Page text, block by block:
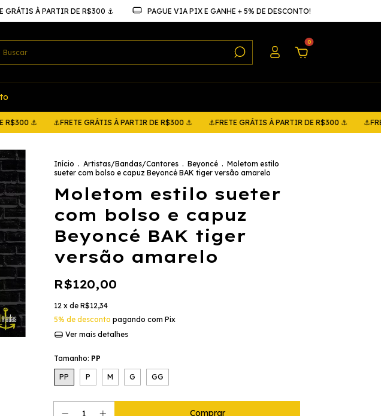
GRÁTIS À PARTIR DE R$300 ⚓ PAGUE VIA PIX E GANHE + 5% DE DESCONTO!
0
⚓FRETE GRÁTIS À PARTIR DE R$300 ⚓ ⚓FRETE GRÁTIS À PARTIR DE R$300 ⚓ ⚓FRETE
Início . Artistas/Bandas/Cantores . Beyoncé . Moletom estilo
sueter com bolso e capuz Beyoncé BAK tiger versão amarelo
Moletom estilo sueter
com bolso e capuz
Beyoncé BAK tiger
versão amarelo
R$120,00
12 x de R$12,34
5% de desconto pagando com Pix
Ver mais detalhes
Tamanho: PP
PP P M G GG